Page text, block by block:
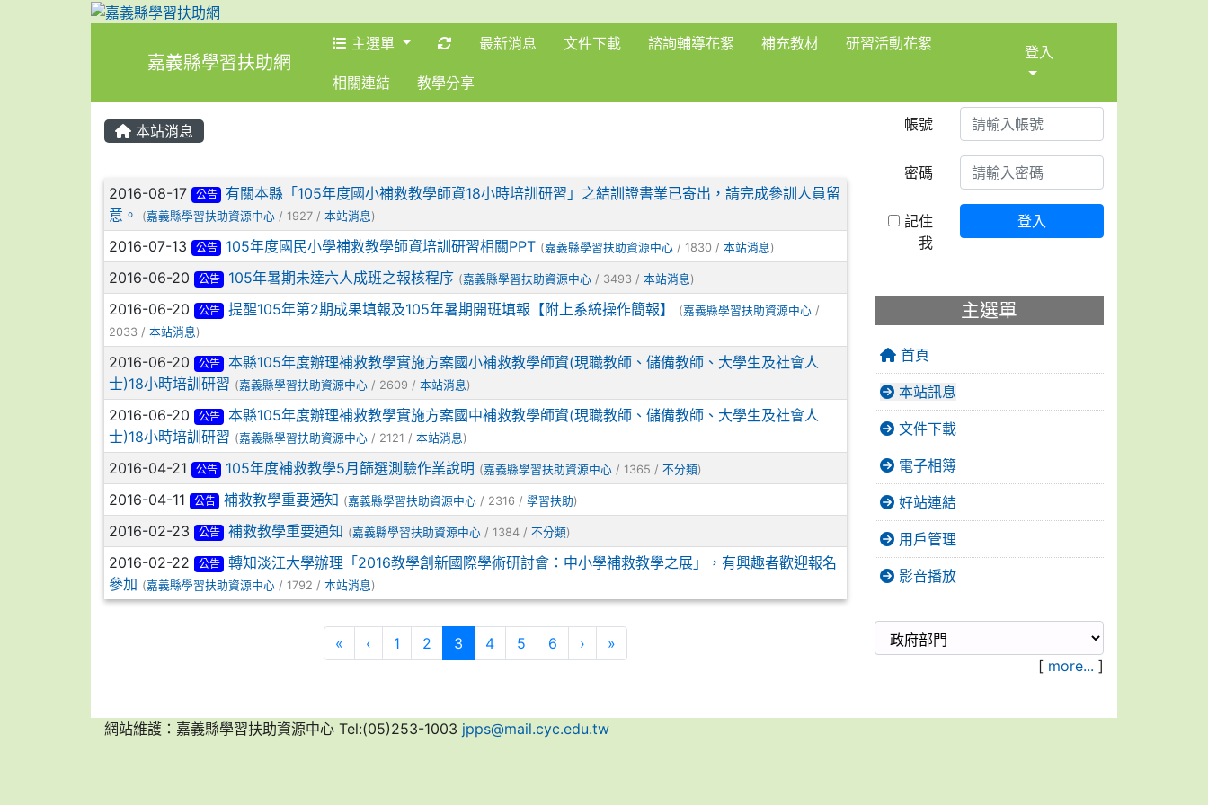
嘉義縣學習扶助網
主選單 重新取得佈景設定
最新消息 文件下載 諮詢輔導花絮 補充教材 研習活動花絮
相關連結 教學分享
登入
本站消息
文章列表
2016-08-17 公告
有關本縣「105年度國小補救教學師資18小時培訓研習」之結訓證書業已寄出，請完成參訓人員留
意。
(嘉義縣學習扶助資源中心/ 1927 / 本站消息 )
2016-07-13 公告 105年度國民小學補救教學師資培訓研習相關PPT (嘉義縣學習扶助資源中心 / 1830 /本站消息 )
2016-06-20 公告 105年暑期未達六人成班之報核程序 (嘉義縣學習扶助資源中心 / 3493 /本站消息 )
2016-06-20 公告 提醒105年第2期成果填報及105年暑期開班填報【附上系統操作簡報】 (嘉義縣學習扶助資源中心 /
2033 / 本站消息 )
2016-06-20 公告
本縣105年度辦理補救教學實施方案國小補救教學師資(現職教師、儲備教師、大學生及社會人
士)18小時培訓研習 (嘉義縣學習扶助資源中心/ 2609 / 本站消息 )
2016-06-20 公告
本縣105年度辦理補救教學實施方案國中補救教學師資(現職教師、儲備教師、大學生及社會人
士)18小時培訓研習 (嘉義縣學習扶助資源中心/ 2121 / 本站消息 )
2016-04-21 公告 105年度補救教學5月篩選測驗作業說明 (嘉義縣學習扶助資源中心 / 1365 /不分類)
2016-04-11 公告 補救教學重要通知 (嘉義縣學習扶助資源中心 / 2316 /學習扶助)
2016-02-23 公告 補救教學重要通知 (嘉義縣學習扶助資源中心 / 1384 /不分類)
2016-02-22 公告
轉知淡江大學辦理「2016教學創新國際學術研討會：中小學補救教學之展」，有興趣者歡迎報名
參加 (嘉義縣學習扶助資源中心/ 1792 / 本站消息 )
« 第一頁
‹ 上一頁
1 2 3 (目前頁次)
4 5 6 › 下一頁
»
帳號
密碼
記住
我
登入
主選單
首頁
本站訊息
文件下載
電子相簿
好站連結
用戶管理
影音播放
[ more... ]
網站維護：嘉義縣學習扶助資源中心 Tel:(05)253-1003 jpps@mail.cyc.edu.tw